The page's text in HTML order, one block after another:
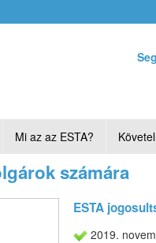
Mi az az ESTA?
számára
ESTA
2019.